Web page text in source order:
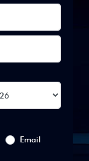
Email